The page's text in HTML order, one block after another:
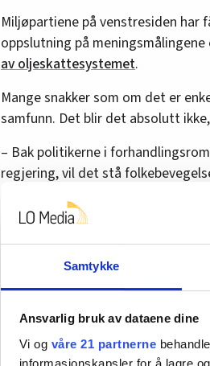
Samtykke
Ansvarlig bruk av dataene dine
Vi og våre 21 partnerne
informasjonskapsler for å lagre
Miljøpartiene på venstresiden
oppslutning på
av oljeskattesystemet.
Mange snakker som om det er
samfunn. Det blir det absolutt
– Bak politikerne i
regjering, vil det stå
Svensson peker på flere felles
i det brede lag av folket.
– Det er når disse
Det er vanskelig å se for seg
et rettferdig grønt skifte,